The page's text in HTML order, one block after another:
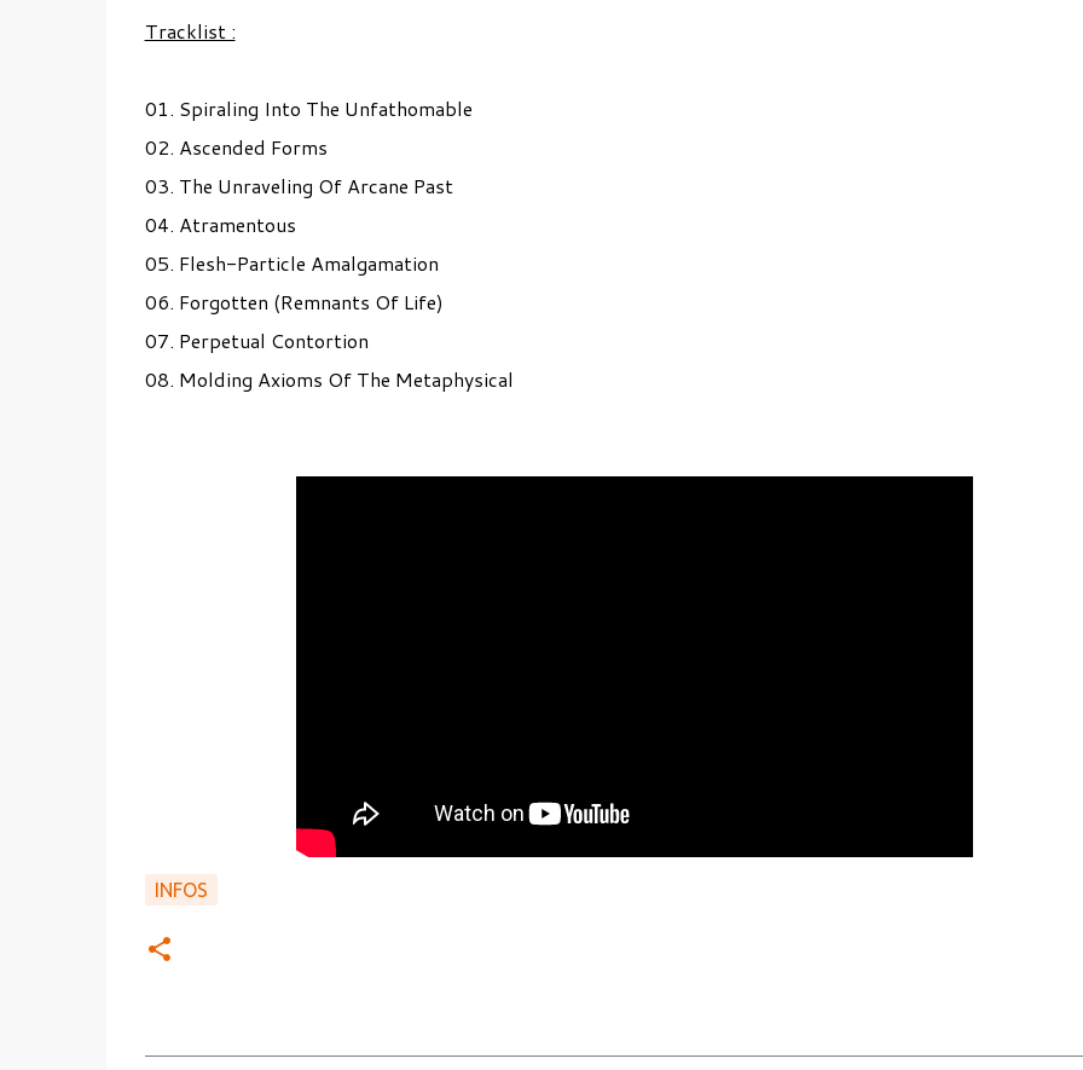
Tracklist :
01. Spiraling Into The Unfathomable
02. Ascended Forms
03. The Unraveling Of Arcane Past
04. Atramentous
05. Flesh-Particle Amalgamation
06. Forgotten (Remnants Of Life)
07. Perpetual Contortion
08. Molding Axioms Of The Metaphysical
INFOS